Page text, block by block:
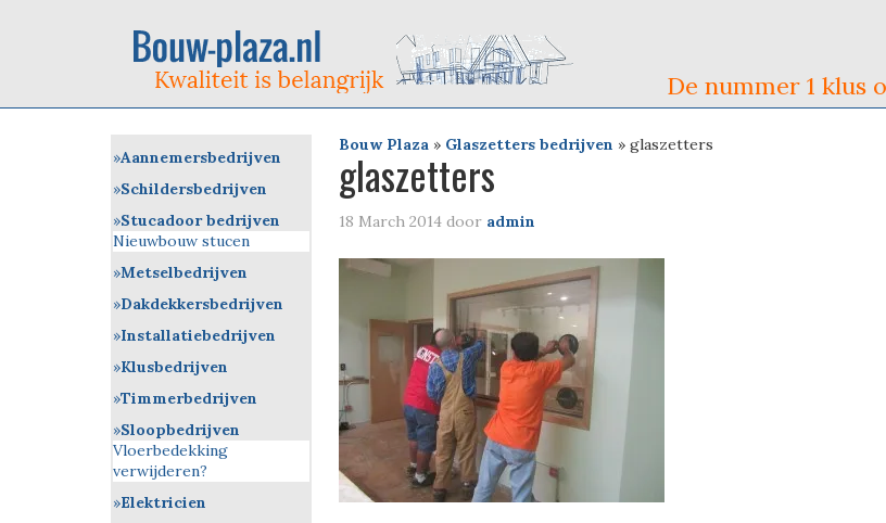
De nummer 1 klus
Bouw Plaza » Glaszetters bedrijven » glaszetters
glaszetters
18 March 2014 door admin
Aannemersbedrijven
Schildersbedrijven
Stucadoor bedrijven
Nieuwbouw stucen
Metselbedrijven
Dakdekkersbedrijven
Installatiebedrijven
Klusbedrijven
Timmerbedrijven
Sloopbedrijven
Vloerbedekking
verwijderen?
Elektricien